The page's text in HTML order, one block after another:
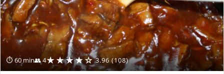
⏱ 60 min👥 4★★★★☆ 3.96 (108)